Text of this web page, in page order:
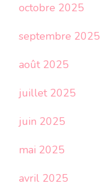
octobre 2025
septembre 2025
août 2025
juillet 2025
juin 2025
mai 2025
avril 2025